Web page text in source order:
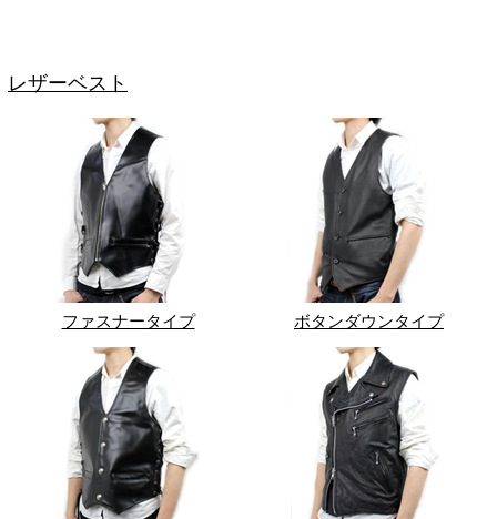
レザーベスト
ファスナータイプ ボタンダウンタイプ